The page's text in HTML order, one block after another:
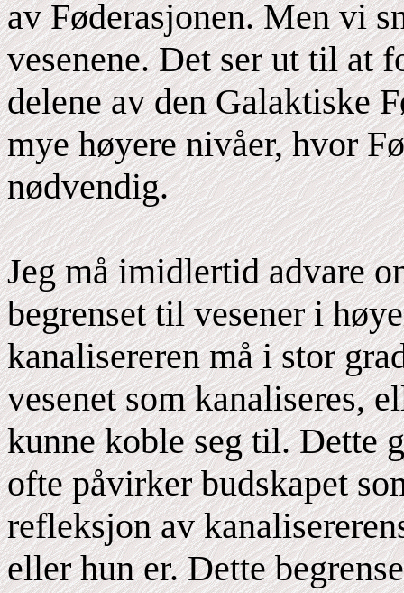
av Føderasjonen. Men vi
vesenene. Det ser ut til at
delene av den Galaktiske
mye høyere nivåer, hvor
nødvendig.
Jeg må imidlertid advare
begrenset til vesener i
kanalisereren må i stor
vesenet som kanaliseres,
kunne koble seg til. Dette
ofte påvirker budskapet
refleksjon av
eller hun er. Dette